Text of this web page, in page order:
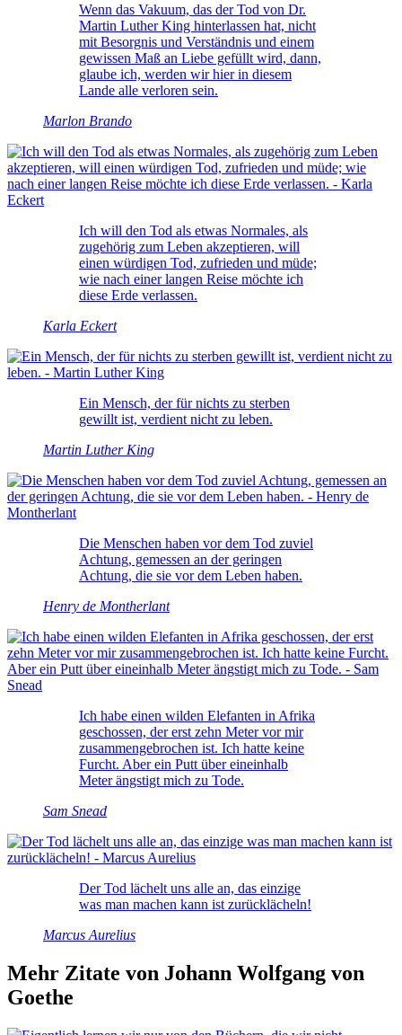
Wenn das Vakuum, das der Tod von Dr.
Martin Luther King hinterlassen hat, nicht
mit Besorgnis und Verständnis und einem
gewissen Maß an Liebe gefüllt wird, dann,
glaube ich, werden wir hier in diesem
Lande alle verloren sein.
Marlon Brando
Ich will den Tod als etwas Normales, als
zugehörig zum Leben akzeptieren, will
einen würdigen Tod, zufrieden und müde;
wie nach einer langen Reise möchte ich
diese Erde verlassen.
Karla Eckert
Ein Mensch, der für nichts zu sterben
gewillt ist, verdient nicht zu leben.
Martin Luther King
Die Menschen haben vor dem Tod zuviel
Achtung, gemessen an der geringen
Achtung, die sie vor dem Leben haben.
Henry de Montherlant
Ich habe einen wilden Elefanten in Afrika
geschossen, der erst zehn Meter vor mir
zusammengebrochen ist. Ich hatte keine
Furcht. Aber ein Putt über eineinhalb
Meter ängstigt mich zu Tode.
Sam Snead
Der Tod lächelt uns alle an, das einzige
was man machen kann ist zurücklächeln!
Marcus Aurelius
Mehr Zitate von Johann Wolfgang von
Goethe